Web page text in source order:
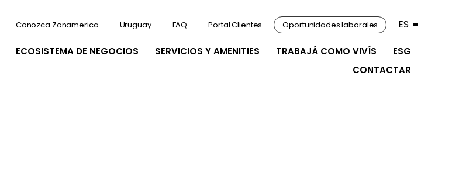
ECOSISTEMA DE NEGOCIOS SERVICIOS Y AMENITIES TRABAJÁ COMO VIVÍS
ESG
CONTACTAR
Conozca Zonamerica Uruguay FAQ Portal Clientes Oportunidades laborales ES